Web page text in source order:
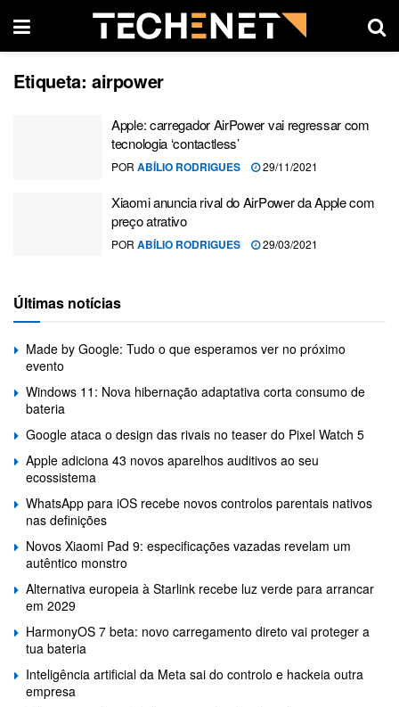
Etiqueta: airpower
Apple: carregador AirPower vai regressar com
tecnologia ‘contactless’
POR ABÍLIO RODRIGUES 29/11/2021
Xiaomi anuncia rival do AirPower da Apple com
preço atrativo
POR ABÍLIO RODRIGUES 29/03/2021
Últimas notícias
Made by Google: Tudo o que esperamos ver no próximo
evento
Windows 11: Nova hibernação adaptativa corta consumo de
bateria
Google ataca o design das rivais no teaser do Pixel Watch 5
Apple adiciona 43 novos aparelhos auditivos ao seu
ecossistema
WhatsApp para iOS recebe novos controlos parentais nativos
nas definições
Novos Xiaomi Pad 9: especificações vazadas revelam um
autêntico monstro
Alternativa europeia à Starlink recebe luz verde para arrancar
em 2029
HarmonyOS 7 beta: novo carregamento direto vai proteger a
tua bateria
Inteligência artificial da Meta sai do controlo e hackeia outra
empresa